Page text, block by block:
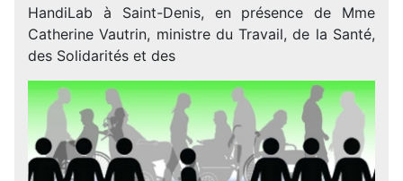
HandiLab à Saint-Denis, en présence de Mme
Catherine Vautrin, ministre du Travail, de la Santé,
des Solidarités et des